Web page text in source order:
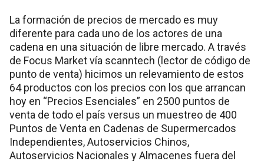
La formación de precios de mercado es muy
diferente para cada uno de los actores de una
cadena en una situación de libre mercado. A través
de Focus Market vía scanntech (lector de código de
punto de venta) hicimos un relevamiento de estos
64 productos con los precios con los que arrancan
hoy en “Precios Esenciales” en 2500 puntos de
venta de todo el país versus un muestreo de 400
Puntos de Venta en Cadenas de Supermercados
Independientes, Autoservicios Chinos,
Autoservicios Nacionales y Almacenes fuera del